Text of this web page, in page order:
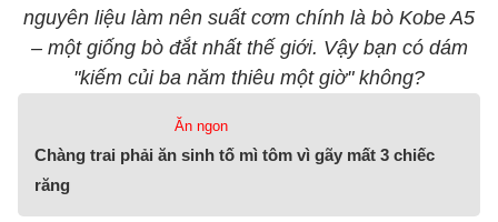
nguyên liệu làm nên suất cơm chính là bò Kobe A5
– một giống bò đắt nhất thế giới. Vậy bạn có dám
"kiếm củi ba năm thiêu một giờ" không?
Ăn ngon
Chàng trai phải ăn sinh tố mì tôm vì gãy mất 3 chiếc
răng